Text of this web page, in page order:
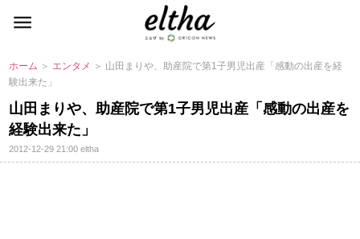
ホーム ＞ エンタメ ＞ 山田まりや、助産院で第1子男児出産「感動の出産を経
験出来た」
山田まりや、助産院で第1子男児出産「感動の出産を
経験出来た」
2012-12-29 21:00eltha